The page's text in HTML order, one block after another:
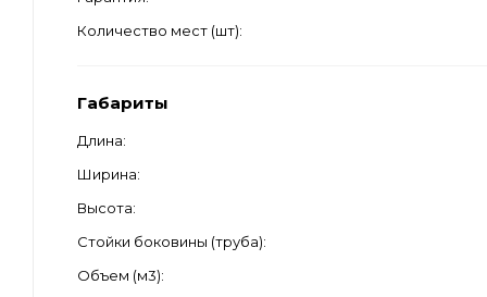
Количество мест (шт)
Габариты
Длина
Ширина
Высота
Стойки боковины (труба)
Объем (м3)